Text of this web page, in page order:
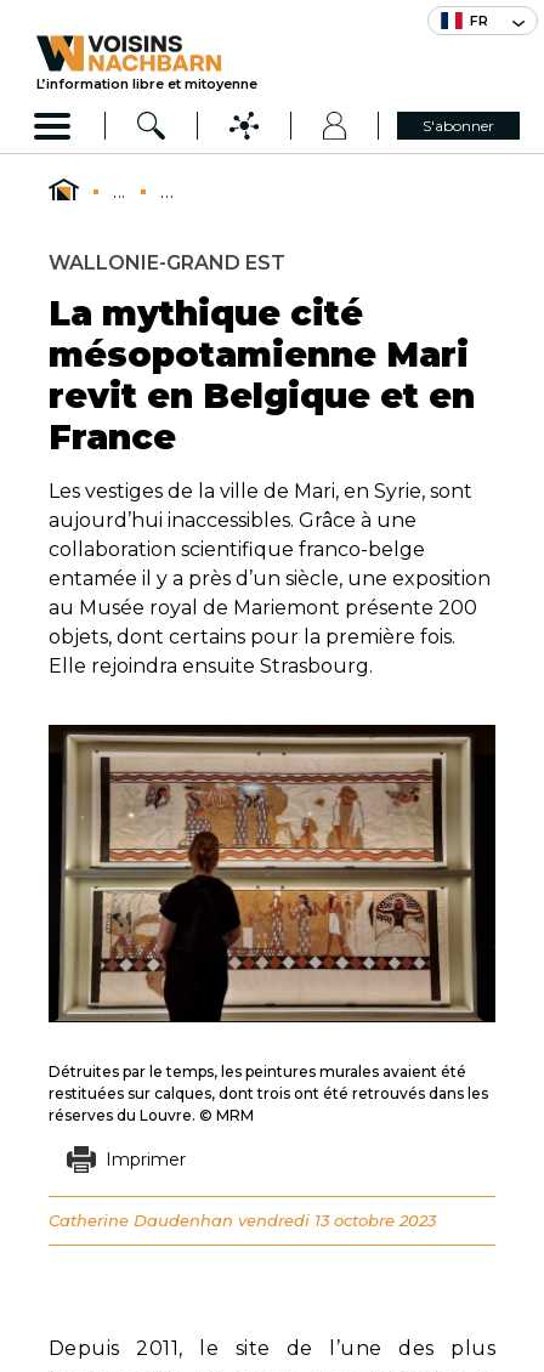
FR
L’information libre et mitoyenne
S'abonner
... ...
WALLONIE-GRAND EST
La mythique cité
mésopotamienne Mari
revit en Belgique et en
France
Les vestiges de la ville de Mari, en Syrie, sont
aujourd’hui inaccessibles. Grâce à une
collaboration scientifique franco-belge
entamée il y a près d’un siècle, une exposition
au Musée royal de Mariemont présente 200
objets, dont certains pour la première fois.
Elle rejoindra ensuite Strasbourg.
Depuis 2011, le site de l’une des plus
Détruites par le temps, les peintures murales avaient été
restituées sur calques, dont trois ont été retrouvés dans les
réserves du Louvre. © MRM
Imprimer
Catherine Daudenhan vendredi 13 octobre 2023